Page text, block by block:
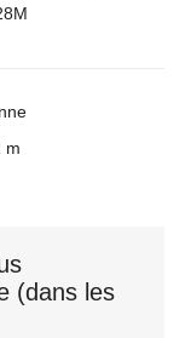
m
(dans les